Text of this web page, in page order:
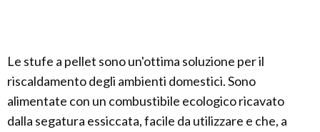
Le stufe a pellet sono un'ottima soluzione per il
riscaldamento degli ambienti domestici. Sono
alimentate con un combustibile ecologico ricavato
dalla segatura essiccata, facile da utilizzare e che, a